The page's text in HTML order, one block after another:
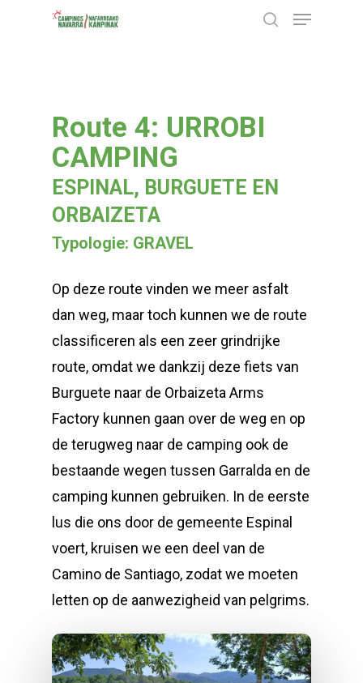
Menu
Route 4: URROBI
CAMPING
ESPINAL, BURGUETE EN
ORBAIZETA
Typologie: GRAVEL
Op deze route vinden we meer asfalt
dan weg, maar toch kunnen we de route
classificeren als een zeer grindrijke
route, omdat we dankzij deze fiets van
Burguete naar de Orbaizeta Arms
Factory kunnen gaan over de weg en op
de terugweg naar de camping ook de
bestaande wegen tussen Garralda en de
camping kunnen gebruiken. In de eerste
lus die ons door de gemeente Espinal
voert, kruisen we een deel van de
Camino de Santiago, zodat we moeten
letten op de aanwezigheid van pelgrims.